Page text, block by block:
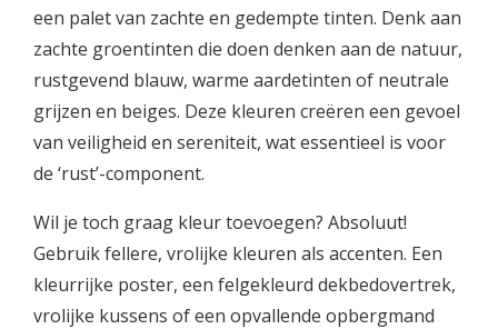
een palet van zachte en gedempte tinten. Denk aan
zachte groentinten die doen denken aan de natuur,
rustgevend blauw, warme aardetinten of neutrale
grijzen en beiges. Deze kleuren creëren een gevoel
van veiligheid en sereniteit, wat essentieel is voor
de ‘rust’-component.
Wil je toch graag kleur toevoegen? Absoluut!
Gebruik fellere, vrolijke kleuren als accenten. Een
kleurrijke poster, een felgekleurd dekbedovertrek,
vrolijke kussens of een opvallende opbergmand